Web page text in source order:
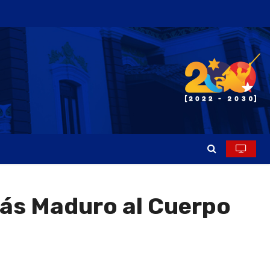
Maduro al Cuerpo